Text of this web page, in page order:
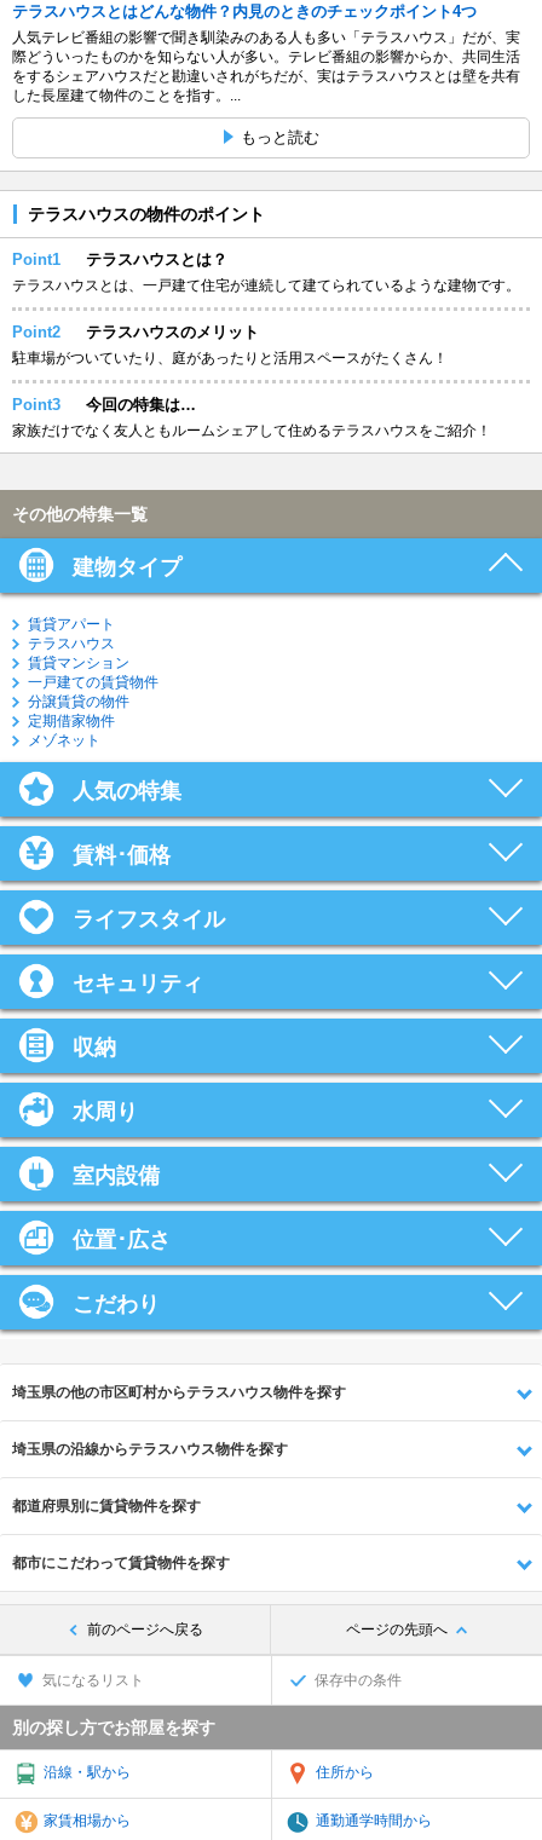
テラスハウスとはどんな物件？内見のときのチェックポイント4つ
人気テレビ番組の影響で聞き馴染みのある人も多い「テラスハウス」だが、実
際どういったものかを知らない人が多い。テレビ番組の影響からか、共同生活
をするシェアハウスだと勘違いされがちだが、実はテラスハウスとは壁を共有
した長屋建て物件のことを指す。...
もっと読む
テラスハウスの物件のポイント
Point1 テラスハウスとは？
テラスハウスとは、一戸建て住宅が連続して建てられているような建物です。
Point2 テラスハウスのメリット
駐車場がついていたり、庭があったりと活用スペースがたくさん！
Point3 今回の特集は…
家族だけでなく友人ともルームシェアして住めるテラスハウスをご紹介！
その他の特集一覧
建物タイプ
賃貸アパート
テラスハウス
賃貸マンション
一戸建ての賃貸物件
分譲賃貸の物件
定期借家物件
メゾネット
人気の特集
賃料･価格
ライフスタイル
セキュリティ
収納
水周り
室内設備
位置･広さ
こだわり
埼玉県の他の市区町村からテラスハウス物件を探す
埼玉県の沿線からテラスハウス物件を探す
都道府県別に賃貸物件を探す
都市にこだわって賃貸物件を探す
前のページへ戻る ページの先頭へ
気になるリスト 保存中の条件
別の探し方でお部屋を探す
沿線・駅から 住所から
家賃相場から 通勤通学時間から